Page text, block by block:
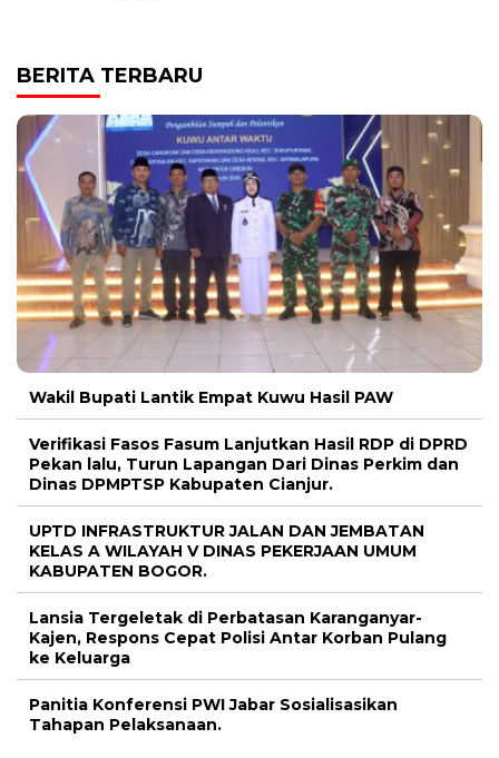
BERITA TERBARU
Wakil Bupati Lantik Empat Kuwu Hasil PAW
Verifikasi Fasos Fasum Lanjutkan Hasil RDP di DPRD
Pekan lalu, Turun Lapangan Dari Dinas Perkim dan
Dinas DPMPTSP Kabupaten Cianjur.
UPTD INFRASTRUKTUR JALAN DAN JEMBATAN
KELAS A WILAYAH V DINAS PEKERJAAN UMUM
KABUPATEN BOGOR.
Lansia Tergeletak di Perbatasan Karanganyar-
Kajen, Respons Cepat Polisi Antar Korban Pulang
ke Keluarga
Panitia Konferensi PWI Jabar Sosialisasikan
Tahapan Pelaksanaan.